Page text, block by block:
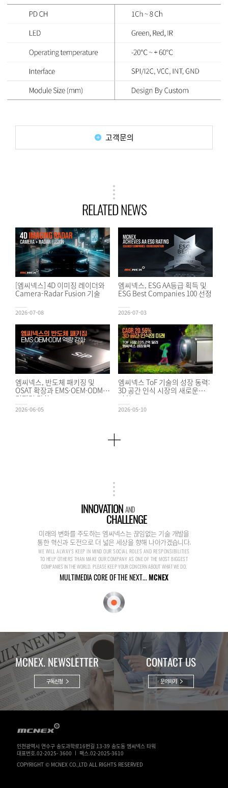
고객문의
RELATED NEWS
[엠씨넥스] 4D 이미징 레이더와
Camera-Radar Fusion 기술
2026-07-08
엠씨넥스, ESG AA등급 획득 및
ESG Best Companies 100 선정
2026-07-03
엠씨넥스, 반도체 패키징 및
OSAT 확장과 EMS·OEM·ODM
경쟁력 강화
2026-06-05
엠씨넥스 ToF 기술의 성장 동력:
3D 공간 인식 시장의 새로운
기회
2026-05-10
INNOVATIONAND
CHALLENGE
미래의 변화를 주도하는 엠씨넥스는 끊임없는 기술 개발을
통한 혁신과 도전으로 더 넓은 세상을 향해 나아가겠습니다.
WE WILL ALWAYS KEEP IN MIND OUR SOCIAL ROLES AND RESPONSIBILITIES
TO HELP OTHERS THAN MAKE OUR COMPANY AS ONE OF THE MOST BIGGEST
COMPANIES IN THE WORLD. PLEASE KEEP YOUR CONCERN ABOUT WHAT WE DO.
MULTIMEDIA CORE OF THE NEXT...MCNEX
MCNEX. NEWSLETTER
구독신청
CONTACT US
문의하기
인천광역시 연수구 송도과학로16번길 13-39 송도동 엠씨넥스 타워
대표번호.02-2025- 3600 ㅣ 팩스.02-2025-3610
COPYRIGHT © MCNEX CO.,LTD ALL RIGHTS RESERVED